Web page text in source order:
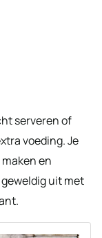
serveren of
voeding. Je
en
uit met